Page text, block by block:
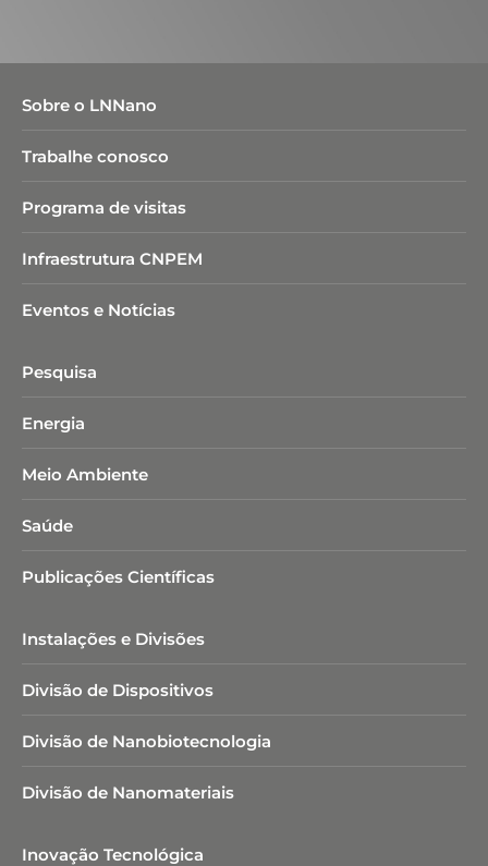
Sobre o LNNano
Trabalhe conosco
Programa de visitas
Infraestrutura CNPEM
Eventos e Notícias
Pesquisa
Energia
Meio Ambiente
Saúde
Publicações Científicas
Instalações e Divisões
Divisão de Dispositivos
Divisão de Nanobiotecnologia​
Divisão de Nanomateriais
Inovação Tecnológica